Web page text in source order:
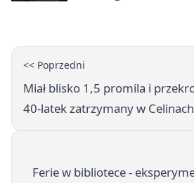
<< Poprzedni
Miał blisko 1,5 promila i
40-latek zatrzymany w Celinach
Ferie w bibliotece -